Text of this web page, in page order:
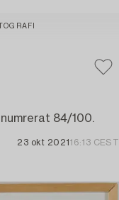
84/100.
23 okt 2021 16:13 CEST